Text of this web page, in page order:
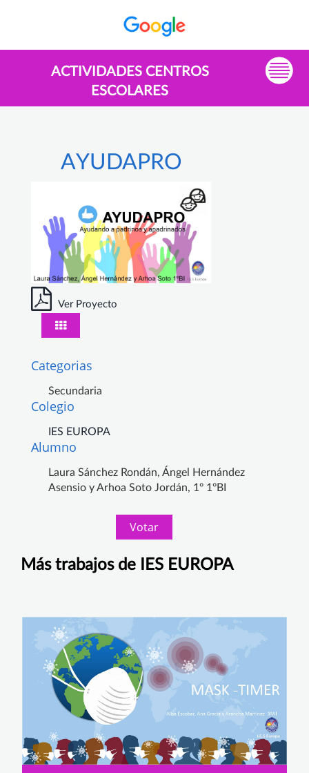
ACTIVIDADES CENTROS
ESCOLARES
AYUDAPRO
Ver Proyecto
Categorias
Secundaria
Colegio
IES EUROPA
Alumno
Laura Sánchez Rondán, Ángel Hernández
Asensio y Arhoa Soto Jordán, 1º 1ºBI
Votar
Más trabajos de IES EUROPA